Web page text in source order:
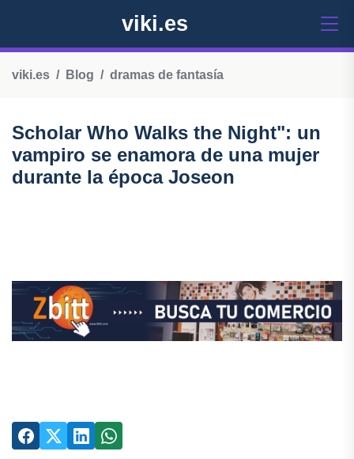
viki.es
viki.es Blog dramas de fantasía
Scholar Who Walks the Night": un
vampiro se enamora de una mujer
durante la época Joseon